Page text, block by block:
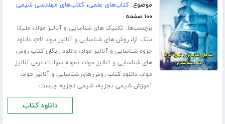
موضوع:کتاب‌های علمی،کتاب‌های مهندسی شیمی
۱۰۰ صفحه
برچسب‌ها: تکنیک های شناسایی و آنالیز مواد، ملیکا
ملک آرا،روش های شناسایی و آنالیز مواد pdf ،دانلود
جزوه شناسایی و آنالیز مواد،دانلود رایگان کتاب روش
های شناسایی و آنالیز مواد،نمونه سوالات درس آنالیز
مواد،دانلود کتاب روش های شناسایی و آنالیز مواد،
آموزش شیمی تجزیه،شیمی تجزیه چیست
دانلود کتاب